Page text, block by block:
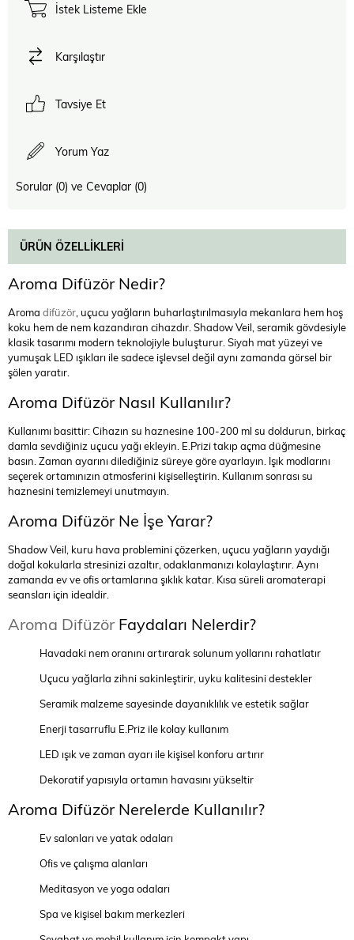
İstek Listeme Ekle
Karşılaştır
Tavsiye Et
Yorum Yaz
Sorular (0) ve Cevaplar (0)
ÜRÜN ÖZELLIKLERI
Aroma Difüzör Nedir?
Aroma difüzör, uçucu yağların buharlaştırılmasıyla mekanlara hem hoş
koku hem de nem kazandıran cihazdır. Shadow Veil, seramik gövdesiyle
klasik tasarımı modern teknolojiyle buluşturur. Siyah mat yüzeyi ve
yumuşak LED ışıkları ile sadece işlevsel değil aynı zamanda görsel bir
şölen yaratır.
Aroma Difüzör Nasıl Kullanılır?
Kullanımı basittir: Cihazın su haznesine 100-200 ml su doldurun, birkaç
damla sevdiğiniz uçucu yağı ekleyin. E.Prizi takıp açma düğmesine
basın. Zaman ayarını dilediğiniz süreye göre ayarlayın. Işık modlarını
seçerek ortamınızın atmosferini kişiselleştirin. Kullanım sonrası su
haznesini temizlemeyi unutmayın.
Aroma Difüzör Ne İşe Yarar?
Shadow Veil, kuru hava problemini çözerken, uçucu yağların yaydığı
doğal kokularla stresinizi azaltır, odaklanmanızı kolaylaştırır. Aynı
zamanda ev ve ofis ortamlarına şıklık katar. Kısa süreli aromaterapi
seansları için idealdir.
Aroma Difüzör Faydaları Nelerdir?
Havadaki nem oranını artırarak solunum yollarını rahatlatır
Uçucu yağlarla zihni sakinleştirir, uyku kalitesini destekler
Seramik malzeme sayesinde dayanıklılık ve estetik sağlar
Enerji tasarruflu E.Priz ile kolay kullanım
LED ışık ve zaman ayarı ile kişisel konforu artırır
Dekoratif yapısıyla ortamın havasını yükseltir
Aroma Difüzör Nerelerde Kullanılır?
Ev salonları ve yatak odaları
Ofis ve çalışma alanları
Meditasyon ve yoga odaları
Spa ve kişisel bakım merkezleri